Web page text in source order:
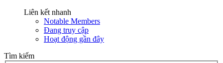
Liên kết nhanh
Notable Members
Đang truy cập
Hoạt động gần đây
Tìm kiếm